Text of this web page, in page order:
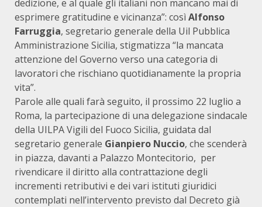
dedizione, e al quale gli italiani non mancano mai di
esprimere gratitudine e vicinanza”: cosìAlfonso
Farruggia, segretario generale della Uil Pubblica
Amministrazione Sicilia, stigmatizza “la mancata
attenzione del Governo verso una categoria di
lavoratori che rischiano quotidianamente la propria
vita”.
Parole alle quali farà seguito, il prossimo 22 luglio a
Roma, la partecipazione di una delegazione sindacale
della UILPA Vigili del Fuoco Sicilia, guidata dal
segretario generale Gianpiero Nuccio, che scenderà
in piazza, davanti a Palazzo Montecitorio, per
rivendicare il diritto alla contrattazione degli
incrementi retributivi e dei vari istituti giuridici
contemplati nell’intervento previsto dal Decreto già